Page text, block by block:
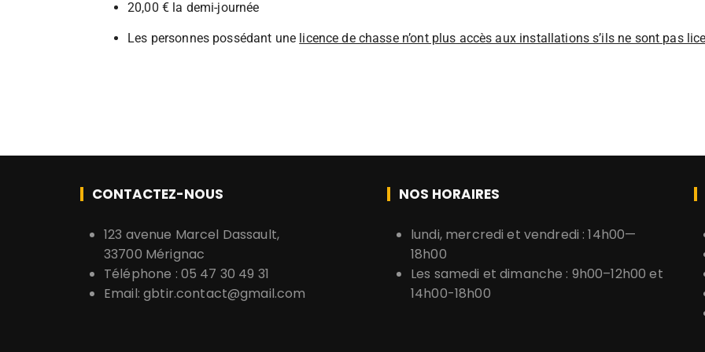
20,00 € la demi-journée
Les personnes possédant une licence de chasse n’ont plus accès aux installations s’ils ne sont pas
CONTACTEZ-NOUS
123 avenue Marcel Dassault,
33700 Mérignac
Téléphone : 05 47 30 49 31
Email:gbtir.contact@gmail.com
NOS HORAIRES
lundi, mercredi et vendredi : 14h00—
18h00
Les samedi et dimanche : 9h00–12h00 et
14h00-18h00